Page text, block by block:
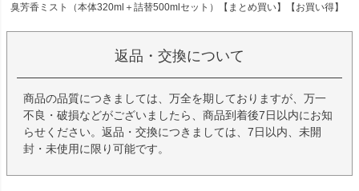
臭芳香ミスト（本体320ml＋詰替500mlセット）【まとめ買い】【お買い得】
返品・交換について
商品の品質につきましては、万全を期しておりますが、万一
不良・破損などがございましたら、商品到着後7日以内にお知
らせください。返品・交換につきましては、7日以内、未開
封・未使用に限り可能です。